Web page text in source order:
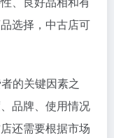
选择，中古店可
的关键因素之
品牌、使用情况
还需要根据市场